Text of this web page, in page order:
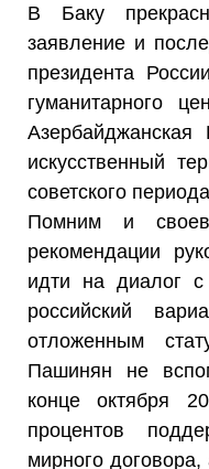
В Баку
заявление и
президента
гуманитарного
Азербайджанская
искусственный
советского
Помним и
рекомендации
идти на диалог с
российский
отложенным
Пашинян не
конце октября
процентов
мирного